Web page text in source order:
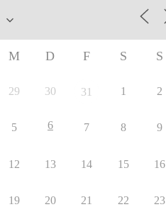
M D F S S
29 30 31 1 2
5 6 7 8 9
12 13 14 15 16
19 20 21 22 23